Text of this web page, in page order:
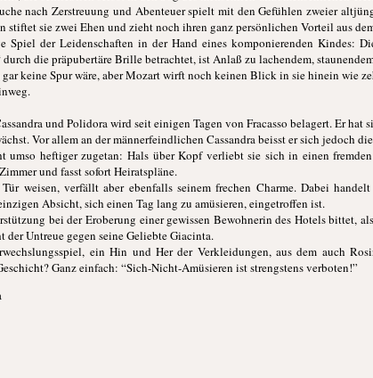
nach Zerstreuung und Abenteuer spielt mit den Gefühlen zweier
stiftet sie zwei Ehen und zieht noch ihren ganz persönlichen Vorteil aus
Spiel der Leidenschaften in der Hand eines komponierenden Kindes:
die präpubertäre Brille betrachtet, ist Anlaß zu lachendem,
keine Spur wäre, aber Mozart wirft noch keinen Blick in sie hinein wie
und Polidora wird seit einigen Tagen von Fracasso belagert. Er
Vor allem an der männerfeindlichen Cassandra beisst er sich jedoch
umso heftiger zugetan: Hals über Kopf verliebt sie sich in einen
und fasst sofort Heiratspläne.
weisen, verfällt aber ebenfalls seinem frechen Charme. Dabei
Absicht, sich einen Tag lang zu amüsieren, eingetroffen ist.
bei der Eroberung einer gewissen Bewohnerin des Hotels bittet,
der Untreue gegen seine Geliebte Giacinta.
ein Hin und Her der Verkleidungen, aus dem auch
Ganz einfach: “Sich-Nicht-Amüsieren ist strengstens verboten!”